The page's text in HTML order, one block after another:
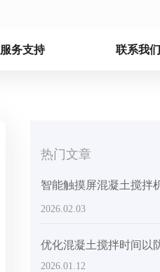
服务支持 联系我们
热门文章
2026.02.03
2026.01.12